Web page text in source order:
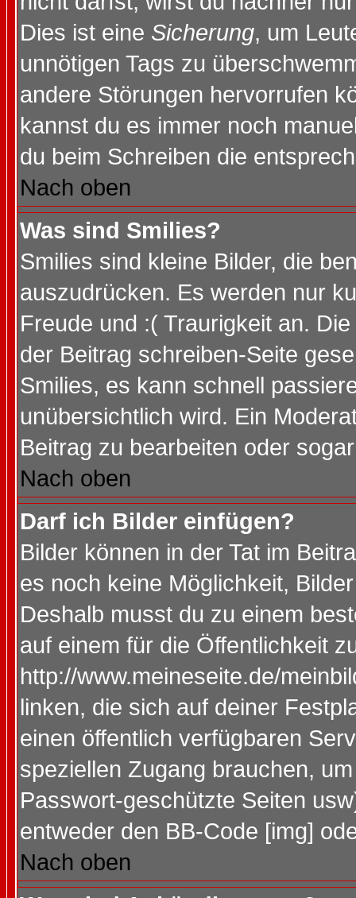
Dies ist eine Sicherung, um
unnötigen Tags zu
andere Störungen hervorrufen
kannst du es immer noch
du beim Schreiben die
Nach oben
Was sind Smilies?
Smilies sind kleine Bilder, die
auszudrücken. Es werden nur
Freude und :( Traurigkeit an.
der Beitrag schreiben-Seite
Smilies, es kann schnell
unübersichtlich wird. Ein
Beitrag zu bearbeiten oder
Nach oben
Darf ich Bilder einfügen?
Bilder können in der Tat im
es noch keine Möglichkeit,
Deshalb musst du zu einem
auf einem für die Öffentlichkeit
http://www.meineseite.de/
linken, die sich auf deiner
einen öffentlich verfügbaren
speziellen Zugang brauchen,
Passwort-geschützte Seiten
entweder den BB-Code [img]
Nach oben